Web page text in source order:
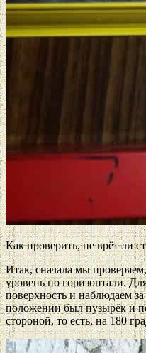
Как проверить, не врёт ли
Итак, сначала мы
уровень по горизонтали.
поверхность и наблюдаем
положении был пузырёк и
стороной, то есть, на 180